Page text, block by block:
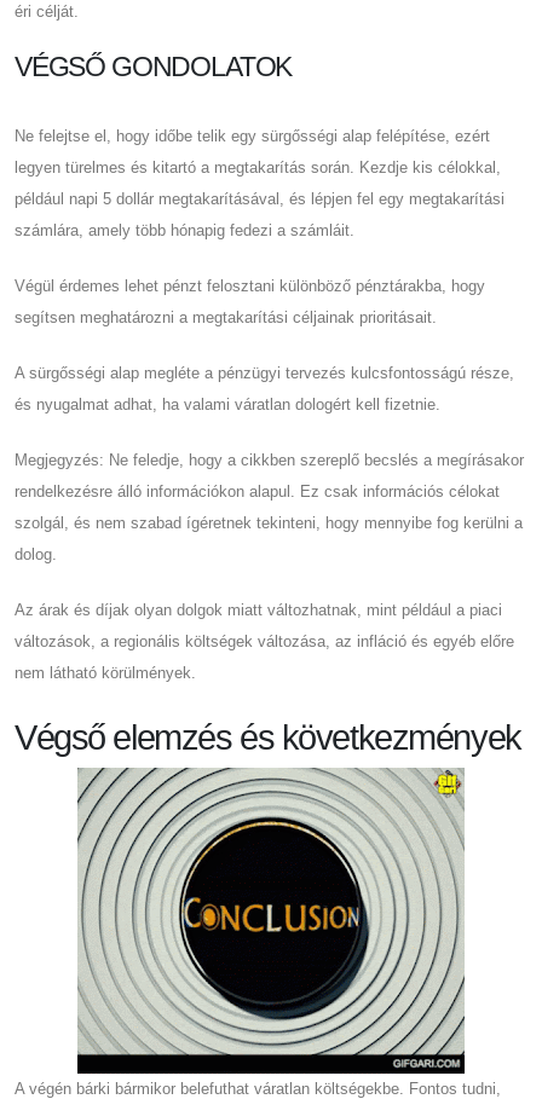
éri célját.
VÉGSŐ GONDOLATOK
Ne felejtse el, hogy időbe telik egy sürgősségi alap felépítése, ezért
legyen türelmes és kitartó a megtakarítás során. Kezdje kis célokkal,
például napi 5 dollár megtakarításával, és lépjen fel egy megtakarítási
számlára, amely több hónapig fedezi a számláit.
Végül érdemes lehet pénzt felosztani különböző pénztárakba, hogy
segítsen meghatározni a megtakarítási céljainak prioritásait.
A sürgősségi alap megléte a pénzügyi tervezés kulcsfontosságú része,
és nyugalmat adhat, ha valami váratlan dologért kell fizetnie.
Megjegyzés: Ne feledje, hogy a cikkben szereplő becslés a megírásakor
rendelkezésre álló információkon alapul. Ez csak információs célokat
szolgál, és nem szabad ígéretnek tekinteni, hogy mennyibe fog kerülni a
dolog.
Az árak és díjak olyan dolgok miatt változhatnak, mint például a piaci
változások, a regionális költségek változása, az infláció és egyéb előre
nem látható körülmények.
Végső elemzés és következmények
A végén bárki bármikor belefuthat váratlan költségekbe. Fontos tudni,